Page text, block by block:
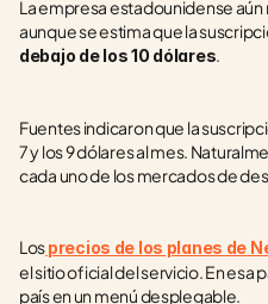
La empresa estadounidense
debajo de los 10 dólares.
Fuentes indicaron que la
7 y los 9 dólares al mes.
cada uno de los mercados de
Losprecios de los planes de
el sitio oficial del servicio. En esa
país en un menú desplegable.